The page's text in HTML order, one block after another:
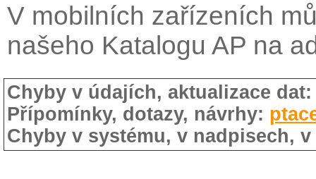
V mobilních zařízeních
našeho Katalogu AP na
Chyby v údajích, aktualizace
Přípomínky, dotazy, návrhy:
Chyby v systému, v nadpisech,